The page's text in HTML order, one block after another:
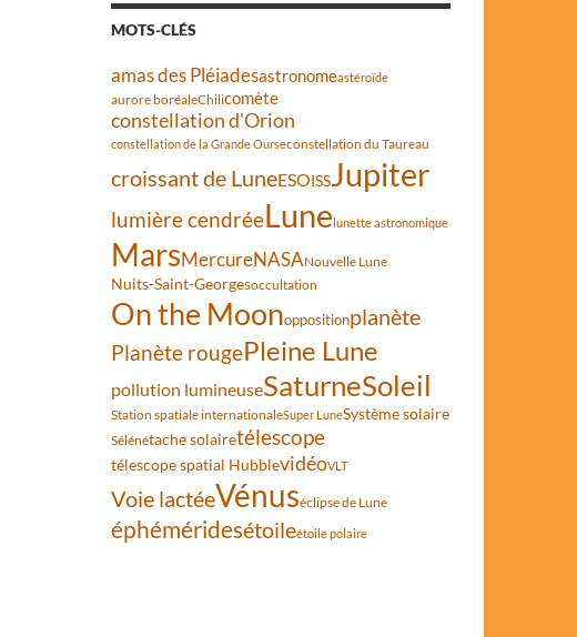
MOTS-CLÉS
amas des Pléiadesastronomeastéroïde
aurore boréaleChilicomète
constellation d'Orion
constellation de la Grande Ourseconstellation du Taureau
croissant de LuneESOISSJupiter
lumière cendréeLunelunette astronomique
MarsMercureNASANouvelle Lune
Nuits-Saint-Georgesoccultation
On the Moonoppositionplanète
Planète rougePleine Lune
pollution lumineuseSaturneSoleil
Station spatiale internationaleSuper LuneSystème solaire
Sélénétache solairetélescope
télescope spatial HubblevidéoVLT
Voie lactéeVénuséclipse de Lune
éphéméridesétoileétoile polaire